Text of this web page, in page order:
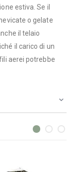
estiva. Se il
o gelate
il telaio
il carico di un
aerei potrebbe